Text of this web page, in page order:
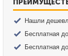
Нашли
Бесплатная
Бесплатная